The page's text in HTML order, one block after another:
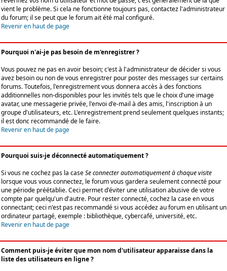
vient le problème. Si cela ne fonctionne toujours pas, contactez l'administrateur
du forum; il se peut que le forum ait été mal configuré.
Revenir en haut de page
Pourquoi n'ai-je pas besoin de m'enregistrer ?
Vous pouvez ne pas en avoir besoin; c'est à l'administrateur de décider si vous
avez besoin ou non de vous enregistrer pour poster des messages sur certains
forums. Toutefois, l'enregistrement vous donnera accès à des fonctions
additionnelles non-disponibles pour les invités tels que le choix d'une image
avatar, une messagerie privée, l'envoi d'e-mail à des amis, l'inscription à un
groupe d'utilisateurs, etc. L'enregistrement prend seulement quelques instants;
il est donc recommandé de le faire.
Revenir en haut de page
Pourquoi suis-je déconnecté automatiquement ?
Si vous ne cochez pas la caseSe connecter automatiquement à chaque visite
lorsque vous vous connectez, le forum vous gardera seulement connecté pour
une période préétablie. Ceci permet d'éviter une utilisation abusive de votre
compte par quelqu'un d'autre. Pour rester connecté, cochez la case en vous
connectant; ceci n'est pas recommandé si vous accédez au forum en utilisant un
ordinateur partagé, exemple : bibliothèque, cybercafé, université, etc.
Revenir en haut de page
Comment puis-je éviter que mon nom d'utilisateur apparaisse dans la
liste des utilisateurs en ligne ?